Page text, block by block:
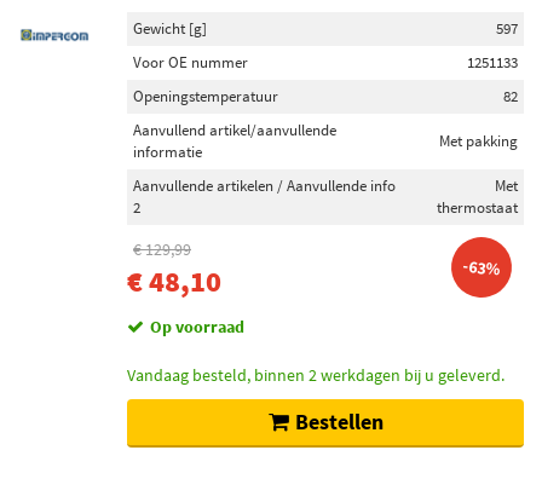
Gewicht [g]
597
Voor OE nummer
1251133
Openingstemperatuur
82
Aanvullend artikel/aanvullende
informatie
Met pakking
Aanvullende artikelen / Aanvullende info
2
Met
thermostaat
€ 129,99
€ 48,10 -63%
Op voorraad
Vandaag besteld, binnen 2 werkdagen bij u geleverd.
Bestellen